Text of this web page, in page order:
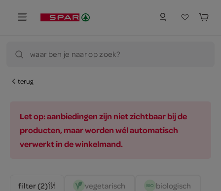
waar ben je naar op zoek?
terug
Let op: aanbiedingen zijn niet zichtbaar bij de
producten, maar worden wél automatisch
verwerkt in de winkelmand.
vegetarisch biologisch
filter (2)